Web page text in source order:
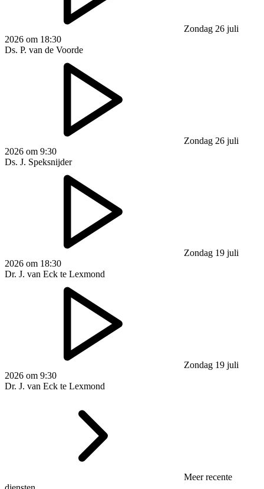
Zondag 26 juli
2026 om 18:30
Ds. P. van de Voorde
Zondag 26 juli
2026 om 9:30
Ds. J. Speksnijder
Zondag 19 juli
2026 om 18:30
Dr. J. van Eck te Lexmond
Zondag 19 juli
2026 om 9:30
Dr. J. van Eck te Lexmond
Meer recente